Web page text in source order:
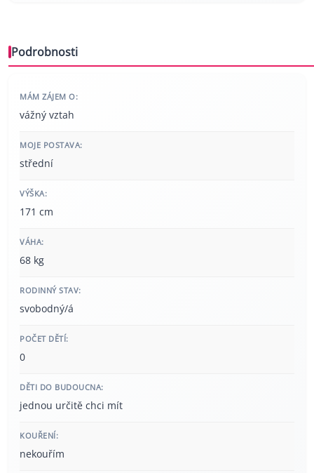
Podrobnosti
MÁM ZÁJEM O:
vážný vztah
MOJE POSTAVA:
střední
VÝŠKA:
171 cm
VÁHA:
68 kg
RODINNÝ STAV:
svobodný/á
POČET DĚTÍ:
0
DĚTI DO BUDOUCNA:
jednou určitě chci mít
KOUŘENÍ:
nekouřím